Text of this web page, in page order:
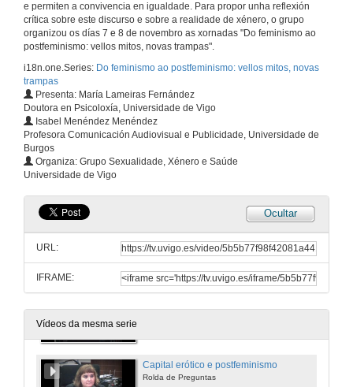
e permiten a convivencia en igualdade. Para propor unha reflexión
crítica sobre este discurso e sobre a realidade de xénero, o grupo
organizou os días 7 e 8 de novembro as xornadas "Do feminismo ao
postfeminismo: vellos mitos, novas trampas".
i18n.one.Series: Do feminismo ao postfeminismo: vellos mitos, novas
trampas
Presenta: María Lameiras Fernández
Doutora en Psicoloxía, Universidade de Vigo
Isabel Menéndez Menéndez
Profesora Comunicación Audiovisual e Publicidade, Universidade de
Burgos
Organiza: Grupo Sexualidade, Xénero e Saúde
Universidade de Vigo
Ocultar
URL:
IFRAME:
Vídeos da mesma serie
Inauguración das xornadas
Do feminismo ao postfeminismo: vellos mitos, novas trampas
7 de nov. de 2016
Capital erótico e postfeminismo
Capital erótico e postfeminismo
Rolda de Preguntas